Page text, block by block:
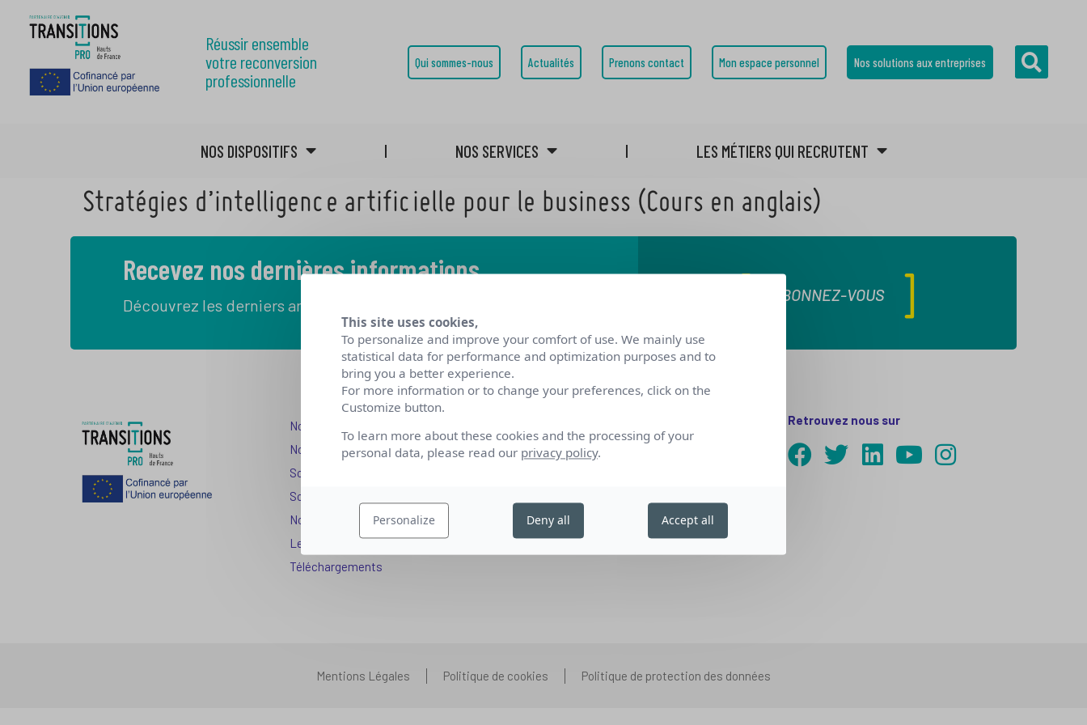
Réussir ensemble
votre reconversion
professionnelle
Qui sommes-nous Actualités Prenons contact Mon espace personnel Nos solutions aux entreprises
NOS DISPOSITIFS NOS SERVICES LES MÉTIERS QUI RECRUTENT
Stratégies d’intelligence artificielle pour le business (Cours en anglais)
Recevez nos dernières informations
Découvrez les derniers articles de notre blog
ABONNEZ-VOUS
Nos dispositifs pour se reconvertir
Nos solutions aux entreprises
Solution Compétences IA
Solution Seniors+
Nos services aux organismes de formation
Les questions que vous vous posez
Téléchargements
Nos partenariats
Nous rejoindre
Retrouvez nous sur
Mentions Légales Politique de cookies Politique de protection des données
This site uses cookies,
To personalize and improve your comfort of use. We mainly use
statistical data for performance and optimization purposes and to
bring you a better experience.
For more information or to change your preferences, click on the
Customize button.
To learn more about these cookies and the processing of your
personal data, please read our privacy policy.
Personalize Deny all Accept all